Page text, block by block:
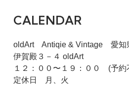
CALENDAR
oldArt Antiqie & Vintage 愛知
伊賀殿３－４ oldArt
１２：００〜１９：００ (予約
定休日 月、火